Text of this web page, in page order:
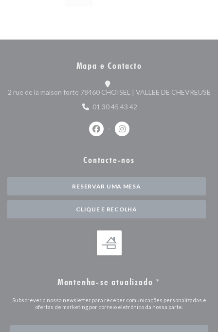
Mapa e Contacto
2 rue de la maison forte 78460 CHOISEL | VALLEE DE CHEVREUSE
01 30 45 43 42
Facebook ((abre numa nova janela))
Instagram ((abre numa nova
Contacte-nos
RESERVAR UMA MESA
CLIQUE E RECOLHA
Mantenha-se atualizado *
Subscrever a nossa newsletter para receber comunicações personalizadas e
ofertas de marketing por correio eletrónico da nossa parte.